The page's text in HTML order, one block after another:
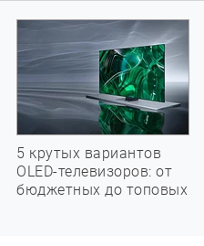
5 крутых вариантов
OLED-телевизоров: от
бюджетных до топовых